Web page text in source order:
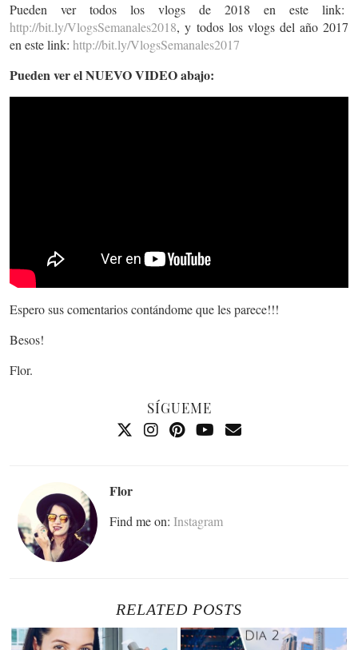
Pueden ver todos los vlogs de 2018 en este link:
http://bit.ly/VlogsSemanales2018, y todos los vlogs del año 2017
en este link: http://bit.ly/VlogsSemanales2017
Pueden ver el NUEVO VIDEO abajo:
Espero sus comentarios contándome que les parece!!!
Besos!
Flor.
SÍGUEME
Flor
Find me on: Instagram
RELATED POSTS